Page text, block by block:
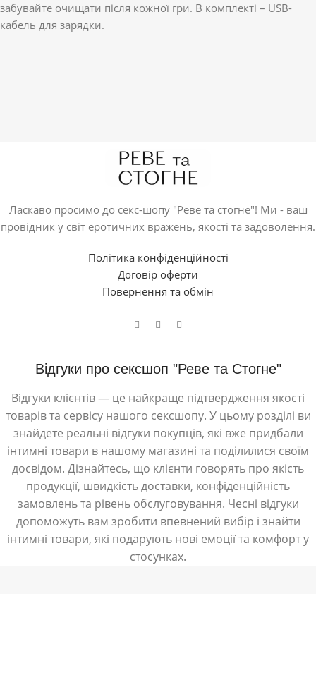
забувайте очищати після кожної гри. В комплекті – USB-
кабель для зарядки.
Ласкаво просимо до секс-шопу "Реве та стогне"! Ми - ваш
провідник у світ еротичних вражень, якості та задоволення.
Політика конфіденційності
Договір оферти
Повернення та обмін
Відгуки про сексшоп "Реве та Стогне"
Відгуки клієнтів — це найкраще підтвердження якості
товарів та сервісу нашого сексшопу. У цьому розділі ви
знайдете реальні відгуки покупців, які вже придбали
інтимні товари в нашому магазині та поділилися своїм
досвідом. Дізнайтесь, що клієнти говорять про якість
продукції, швидкість доставки, конфіденційність
замовлень та рівень обслуговування. Чесні відгуки
допоможуть вам зробити впевнений вибір і знайти
інтимні товари, які подарують нові емоції та комфорт у
стосунках.